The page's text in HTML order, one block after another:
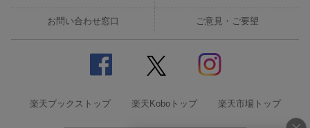
お問い合わせ窓口 ご意見・ご要望
楽天ブックストップ 楽天Koboトップ 楽天市場トップ